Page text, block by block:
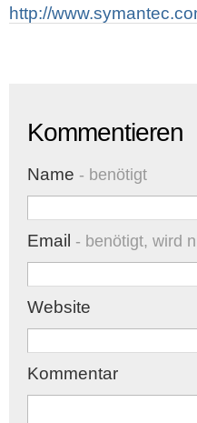
http://
Kommentieren
Name - benötigt
Email - benötigt, wird
Website
Kommentar